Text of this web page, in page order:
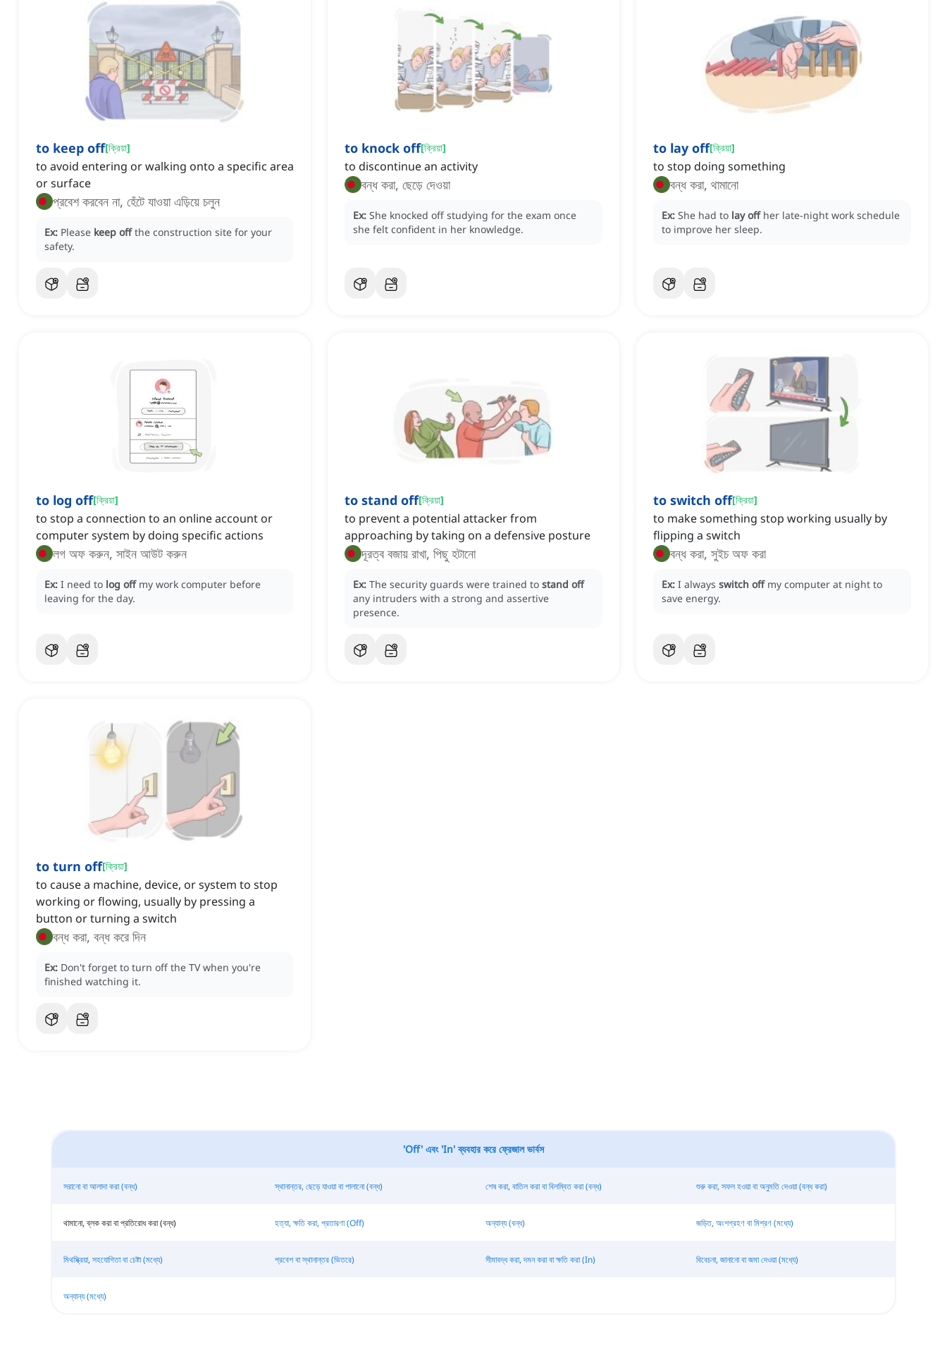
to keep off[ক্রিয়া]
to avoid entering or walking onto a specific area
or surface
প্রবেশ করবেন না, হেঁটে যাওয়া এড়িয়ে চলুন
Ex: Please keep off the construction site for your
safety.
to knock off[ক্রিয়া]
to discontinue an activity
বন্ধ করা, ছেড়ে দেওয়া
Ex: She knocked off studying for the exam once
she felt confident in her knowledge.
to lay off[ক্রিয়া]
to stop doing something
বন্ধ করা, থামানো
Ex: She had to lay off her late-night work schedule
to improve her sleep.
to log off[ক্রিয়া]
to stop a connection to an online account or
computer system by doing specific actions
লগ অফ করুন, সাইন আউট করুন
Ex: I need to log off my work computer before
leaving for the day.
to stand off[ক্রিয়া]
to prevent a potential attacker from
approaching by taking on a defensive posture
দূরত্ব বজায় রাখা, পিছু হটানো
Ex: The security guards were trained to stand off
any intruders with a strong and assertive
presence.
to switch off[ক্রিয়া]
to make something stop working usually by
flipping a switch
বন্ধ করা, সুইচ অফ করা
Ex: I always switch off my computer at night to
save energy.
to turn off[ক্রিয়া]
to cause a machine, device, or system to stop
working or flowing, usually by pressing a
button or turning a switch
বন্ধ করা, বন্ধ করে দিন
Ex: Don't forget to turn off the TV when you're
finished watching it.
'Off' এবং 'In' ব্যবহার করে ফ্রেজাল ভার্বস
সরানো বা আলাদা করা (বন্ধ) স্থানান্তর, ছেড়ে যাওয়া বা পালানো (বন্ধ) শেষ করা, বাতিল করা বা বিলম্বিত করা (বন্ধ) শুরু করা, সফল হওয়া বা অনুমতি দেওয়া (বন্ধ করা)
থামানো, ব্লক করা বা প্রতিরোধ করা (বন্ধ) হত্যা, ক্ষতি করা, প্রতারণা (Off) অন্যান্য (বন্ধ) জড়িত, অংশগ্রহণ বা মিশ্রণ (মধ্যে)
মিথস্ক্রিয়া, সহযোগিতা বা চেষ্টা (মধ্যে) প্রবেশ বা স্থানান্তর (ভিতরে) সীমাবদ্ধ করা, দমন করা বা ক্ষতি করা (In) বিবেচনা, জানানো বা জমা দেওয়া (মধ্যে)
অন্যান্য (মধ্যে)